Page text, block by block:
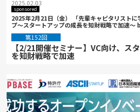
2025.02.03
sponsored
2025年2月21日（金） 「先輩キャピタリスト
プ～スタートアップの成長を知財戦略で加速～
第152回
【2/21開催セミナー】VC向け、ス
を知財戦略で加速